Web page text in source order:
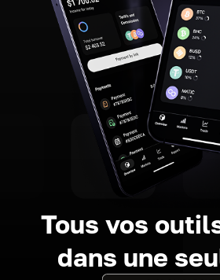
Tous vos
dans une